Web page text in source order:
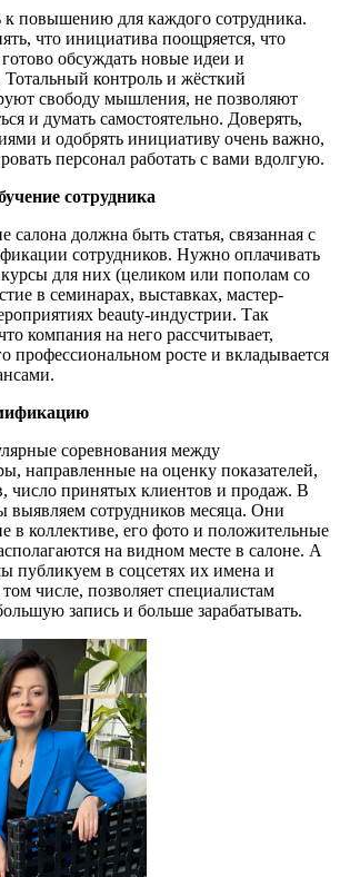
к повышению для каждого сотрудника.
что инициатива поощряется, что
готово обсуждать новые идеи и
Тотальный контроль и жёсткий
свободу мышления, не позволяют
и думать самостоятельно. Доверять,
и одобрять инициативу очень важно,
персонал работать с вами вдолгую.
сотрудника
должна быть статья, связанная с
сотрудников. Нужно оплачивать
для них (целиком или пополам со
в семинарах, выставках, мастер-
beauty-индустрии. Так
компания на него рассчитывает,
профессиональном росте и вкладывается
соревнования между
направленные на оценку показателей,
число принятых клиентов и продаж. В
выявляем сотрудников месяца. Они
в коллективе, его фото и положительные
на видном месте в салоне. А
публикуем в соцсетях их имена и
числе, позволяет специалистам
запись и больше зарабатывать.